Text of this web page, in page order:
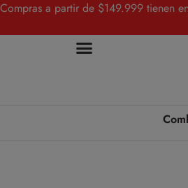
Compras a partir de $149.999 tienen